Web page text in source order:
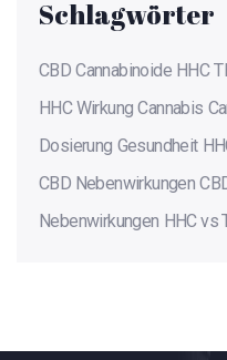
Schlagwörter
CBD Cannabinoide HHC
HHC Wirkung Cannabis
Dosierung Gesundheit
CBD Nebenwirkungen
Nebenwirkungen HHC vs